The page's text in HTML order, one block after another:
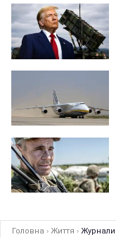
Головна › Життя ›